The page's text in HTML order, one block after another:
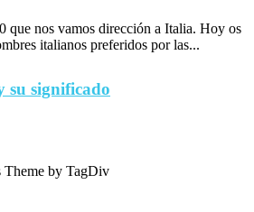
que nos vamos dirección a Italia. Hoy os
italianos preferidos por las...
su significado
Theme by TagDiv